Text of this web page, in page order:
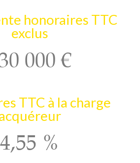
honoraires TTC
exclus
000 €
TTC à la charge
4,55 %